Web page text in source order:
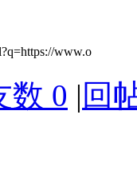
www.o
数 0 | 回